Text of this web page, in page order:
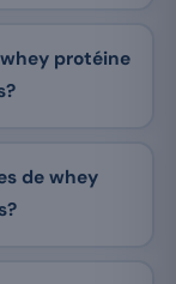
protéine
de whey